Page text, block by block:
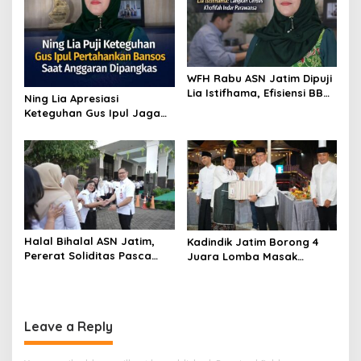
Ning Lia Apresiasi
Keteguhan Gus Ipul Jaga
WFH Rabu ASN Jatim Dipuji
Lia Istifhama, Efisiensi BBM
Halal Bihalal ASN Jatim,
Pererat Soliditas Pasca
Kadindik Jatim Borong 4
Juara Lomba Masak
Leave a Reply